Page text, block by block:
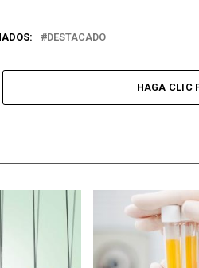
DESTACADO
HAGA CLIC